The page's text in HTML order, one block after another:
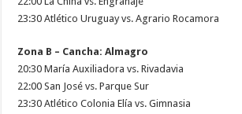
23:30 Atlético Uruguay vs. Agrario Rocamora
Zona B – Cancha: Almagro
20:30 María Auxiliadora vs. Rivadavia
22:00 San José vs. Parque Sur
23:30 Atlético Colonia Elía vs. Gimnasia